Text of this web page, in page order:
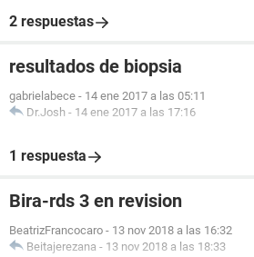
2 respuestas
resultados de biopsia
gabrielabece - 14 ene 2017 a las 05:11
Dr.Josh - 14 ene 2017 a las 17:16
1 respuesta
Bira-rds 3 en revision
BeatrizFrancocaro - 13 nov 2018 a las 16:32
Beitajerezana - 13 nov 2018 a las 18:33